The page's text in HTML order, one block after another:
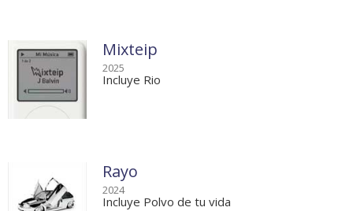
Mixteip
2025
Incluye Rio
Rayo
2024
Incluye Polvo de tu vida